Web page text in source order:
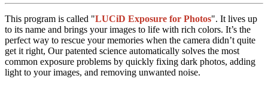
This program is called "LUCiD Exposure for Photos". It lives up
to its name and brings your images to life with rich colors. It’s the
perfect way to rescue your memories when the camera didn’t quite
get it right, Our patented science automatically solves the most
common exposure problems by quickly fixing dark photos, adding
light to your images, and removing unwanted noise.